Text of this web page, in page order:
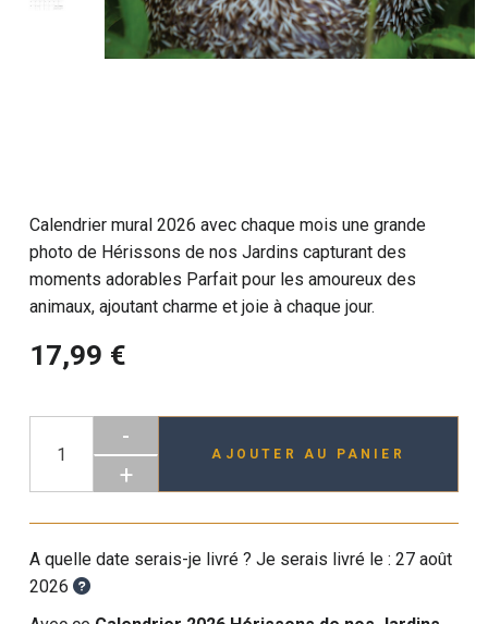
Calendrier mural 2026 avec chaque mois une grande
photo de Hérissons de nos Jardins capturant des
moments adorables Parfait pour les amoureux des
animaux, ajoutant charme et joie à chaque jour.
17,99 €
-
+
AJOUTER AU PANIER
A quelle date serais-je livré ? Je serais livré le :27 août
2026